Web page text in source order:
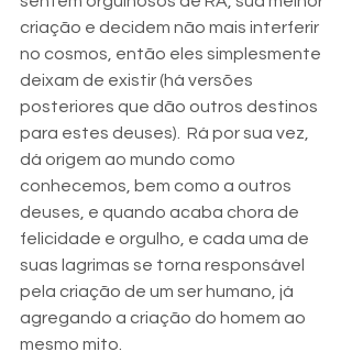
criação e decidem não mais interferir
no cosmos, então eles simplesmente
deixam de existir (há versões
posteriores que dão outros destinos
para estes deuses).  Rá por sua vez,
dá origem ao mundo como
conhecemos, bem como a outros
deuses, e quando acaba chora de
felicidade e orgulho, e cada uma de
suas lagrimas se torna responsável
pela criação de um ser humano, já
agregando a criação do homem ao
mesmo mito.